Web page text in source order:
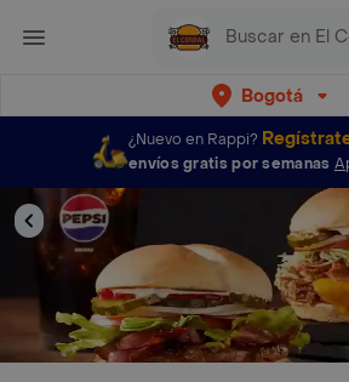
Bogotá
¿Nuevo en Rappi?
envíos gratis por semanas